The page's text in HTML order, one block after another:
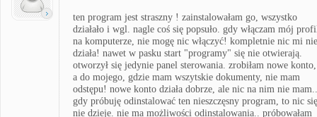
ten program jest straszny ! zainstalowałam go, wszystko
działało i wgl. nagle coś się popsuło. gdy włączam mój
na komputerze, nie mogę nic włączyć! kompletnie nic mi nie
działa! nawet w pasku start "programy" się nie otwierają.
otworzył się jedynie panel sterowania. zrobiłam nowe konto,
a do mojego, gdzie mam wszytskie dokumenty, nie mam
odstępu! nowe konto działa dobrze, ale nic na nim nie
gdy próbuję odinstalować ten nieszczęsny program, to nic się
nie dzieje. nie ma możliwości odinstalowania.. próbowałam